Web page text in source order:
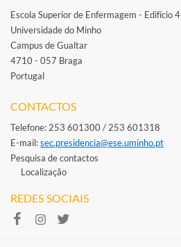
Escola Superior de Enfermagem - Edifício 4
Universidade do Minho
Campus de Gualtar
4710 - 057 Braga
Portugal
CONTACTOS
Telefone: 253 601300 / 253 601318
E-mail: ​sec.presidencia@ese.uminho.​pt
Pesquisa de contactos
Localização
REDES SOCIAIS